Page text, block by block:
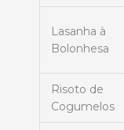
Lasanha à
Bolonhesa
Risoto de
Cogumelos